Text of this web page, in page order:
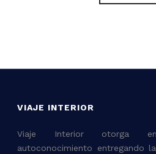
VIAJE INTERIOR
Viaje Interior otorga
autoconocimiento entregando